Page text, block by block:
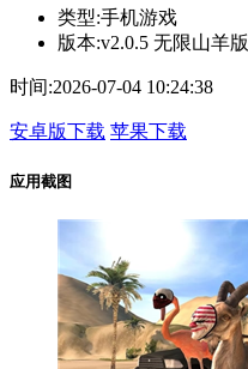
类型:手机游戏
版本:v2.0.5 无限山羊版
时间:2026-07-04 10:24:38
安卓版下载 苹果下载
应用截图